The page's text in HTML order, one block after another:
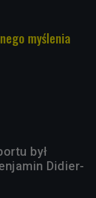
myślenia
był
Didier-